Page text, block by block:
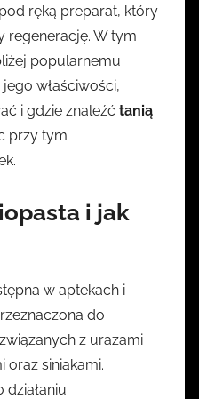
k
a
s
a
ręką preparat, który
regenerację. W tym
popularnemu
właściwości,
i gdzie znaleźć tanią
przy tym
i jak
w aptekach i
do
z urazami
oraz siniakami.
działaniu